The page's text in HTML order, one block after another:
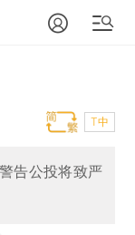
T中
告公投将致严